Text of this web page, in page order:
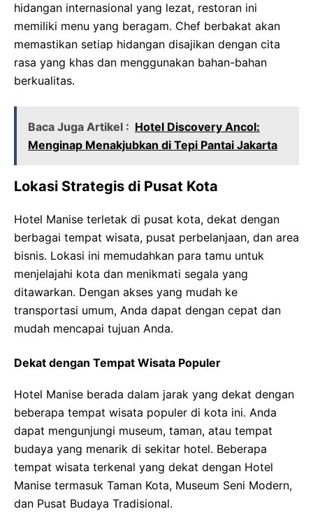
hidangan internasional yang lezat, restoran ini
memiliki menu yang beragam. Chef berbakat akan
memastikan setiap hidangan disajikan dengan cita
rasa yang khas dan menggunakan bahan-bahan
berkualitas.
Baca Juga Artikel : Hotel Discovery Ancol:
Menginap Menakjubkan di Tepi Pantai Jakarta
Lokasi Strategis di Pusat Kota
Hotel Manise terletak di pusat kota, dekat dengan
berbagai tempat wisata, pusat perbelanjaan, dan area
bisnis. Lokasi ini memudahkan para tamu untuk
menjelajahi kota dan menikmati segala yang
ditawarkan. Dengan akses yang mudah ke
transportasi umum, Anda dapat dengan cepat dan
mudah mencapai tujuan Anda.
Dekat dengan Tempat Wisata Populer
Hotel Manise berada dalam jarak yang dekat dengan
beberapa tempat wisata populer di kota ini. Anda
dapat mengunjungi museum, taman, atau tempat
budaya yang menarik di sekitar hotel. Beberapa
tempat wisata terkenal yang dekat dengan Hotel
Manise termasuk Taman Kota, Museum Seni Modern,
dan Pusat Budaya Tradisional.